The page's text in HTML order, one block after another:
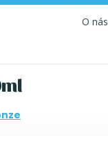
O nás